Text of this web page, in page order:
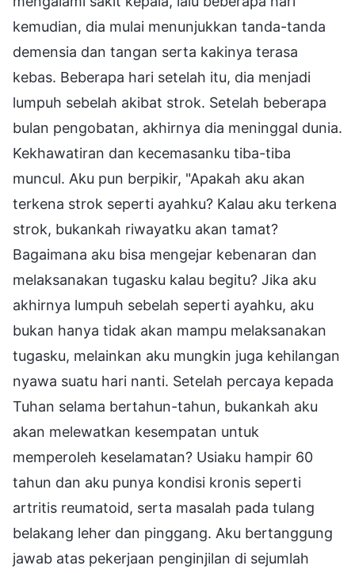
kemudian, dia mulai menunjukkan tanda-tanda
demensia dan tangan serta kakinya terasa
kebas. Beberapa hari setelah itu, dia menjadi
lumpuh sebelah akibat strok. Setelah beberapa
bulan pengobatan, akhirnya dia meninggal dunia.
Kekhawatiran dan kecemasanku tiba-tiba
muncul. Aku pun berpikir, "Apakah aku akan
terkena strok seperti ayahku? Kalau aku terkena
strok, bukankah riwayatku akan tamat?
Bagaimana aku bisa mengejar kebenaran dan
melaksanakan tugasku kalau begitu? Jika aku
akhirnya lumpuh sebelah seperti ayahku, aku
bukan hanya tidak akan mampu melaksanakan
tugasku, melainkan aku mungkin juga kehilangan
nyawa suatu hari nanti. Setelah percaya kepada
Tuhan selama bertahun-tahun, bukankah aku
akan melewatkan kesempatan untuk
memperoleh keselamatan? Usiaku hampir 60
tahun dan aku punya kondisi kronis seperti
artritis reumatoid, serta masalah pada tulang
belakang leher dan pinggang. Aku bertanggung
jawab atas pekerjaan penginjilan di sejumlah